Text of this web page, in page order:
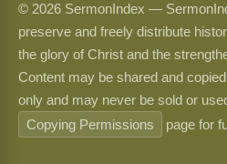
© 2026 SermonIndex —
preserve and freely distribute
the glory of Christ and the
Content may be shared and
only and may never be sold or
Copying Permissions
page for